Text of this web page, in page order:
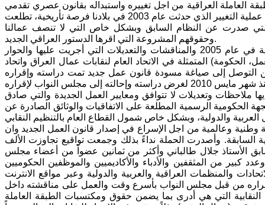
1987 وصدور قانون العمل الجائر رقم (71)، ناضلت الطبقة العاملة العراقية من اجل تغييره واستبداله بقانون عصري تقدمي
جديد يتناسب ومعايير العمل الوطنية والعربية والدولية ولائحة حقوق الإنسان. وكانت عملية التغيير الذي حدثت عام 2003 في بلادنا فرصة تأريخية، تطلعت
التي صدرت عن النظام السابق وبشكل خاص التي لا تنصف عمالنا
وحقوقهم المشروعة التي اقرها الدستور العراقي الجديد.
وجاءت مسودة مشروع قانون العمل الجديد المقدم من قبل منظمة العمل الدولية في عام 2005 والمناقشات والتعديلات التي أجريت عليها والحوار
الحكومة) المتمثلة في الاتحاد العام لنقابات عمال العراق واتحاد
التوصل إلى صياغة مسودة قانون عمل جديد تمت دراسته وإقراره
ملاحظات وتعديلات لا تتوافق ومعايير العمل الجديدة والتي صادق
الحكومية الرسمية المطلعة على الاتفاقيات والوثائق الصادرة عن
وطنية وعالمية من اجل الإسراع في إصدار قانون العمل الجديد وان
السابقة. وأصدرت الحملة نداءً بذلك وجمعت تواقيع تجاوزت الألف
الأستاذ جلال طالباني وأكثر من ثمانين عضواً من أعضاء مجلس
كبير من المثقفين والأدباء والأكاديميين والموظفين الحكوميين
والمنظمات العراقية والعربية والدولية وعبر مواقع الانترنت
إقراره من قبل مجلس النواب بأسرع وقت والعمل على مناقشته داخل
التي هي أدرى بما يضمن حقوق ومكتسبات الطبقة العاملة